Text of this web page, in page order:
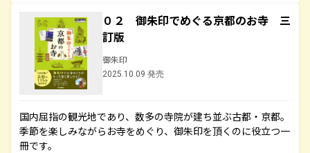
０２ 御朱印でめぐる京都のお寺 三
訂版
御朱印
2025.10.09 発売
国内屈指の観光地であり、数多の寺院が建ち並ぶ古都・京都。
季節を楽しみながらお寺をめぐり、御朱印を頂くのに役立つ一
冊です。